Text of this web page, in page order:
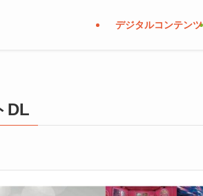
デジタルコンテンツ
DL